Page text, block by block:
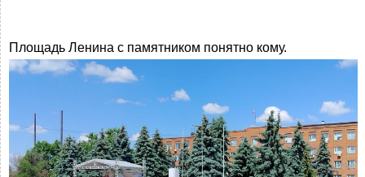
Площадь Ленина с памятником понятно кому.